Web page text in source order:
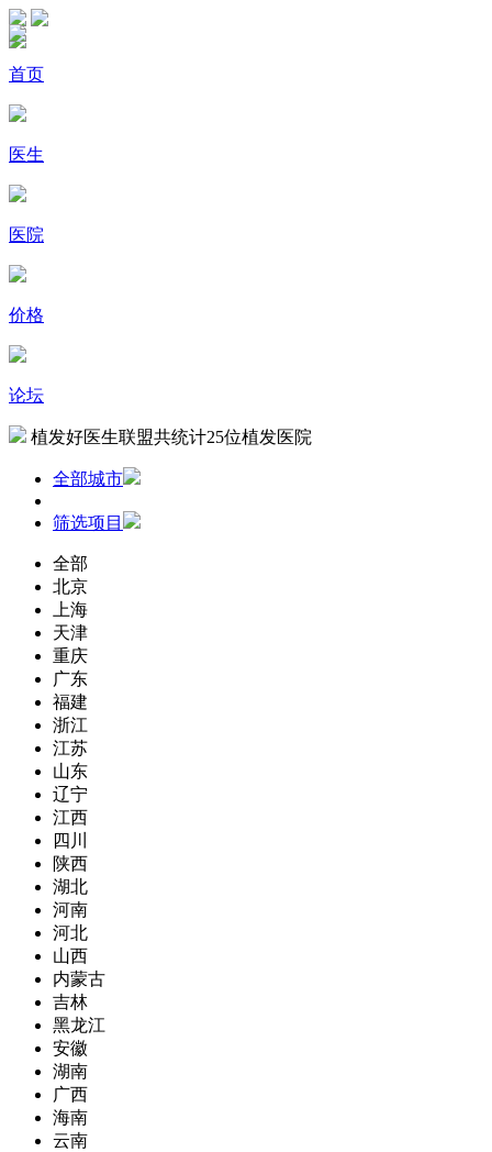
首页
医生
医院
价格
论坛
植发好医生联盟共统计25位植发医院
全部城市
筛选项目
全部
北京
上海
天津
重庆
广东
福建
浙江
江苏
山东
辽宁
江西
四川
陕西
湖北
河南
河北
山西
内蒙古
吉林
黑龙江
安徽
湖南
广西
海南
云南